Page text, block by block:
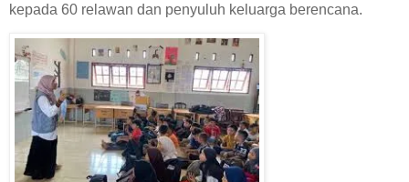
kepada 60 relawan dan penyuluh keluarga berencana.